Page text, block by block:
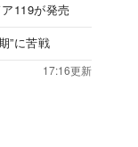
119が発売
”に苦戦
17:16更新